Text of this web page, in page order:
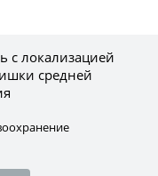
с локализацией
средней